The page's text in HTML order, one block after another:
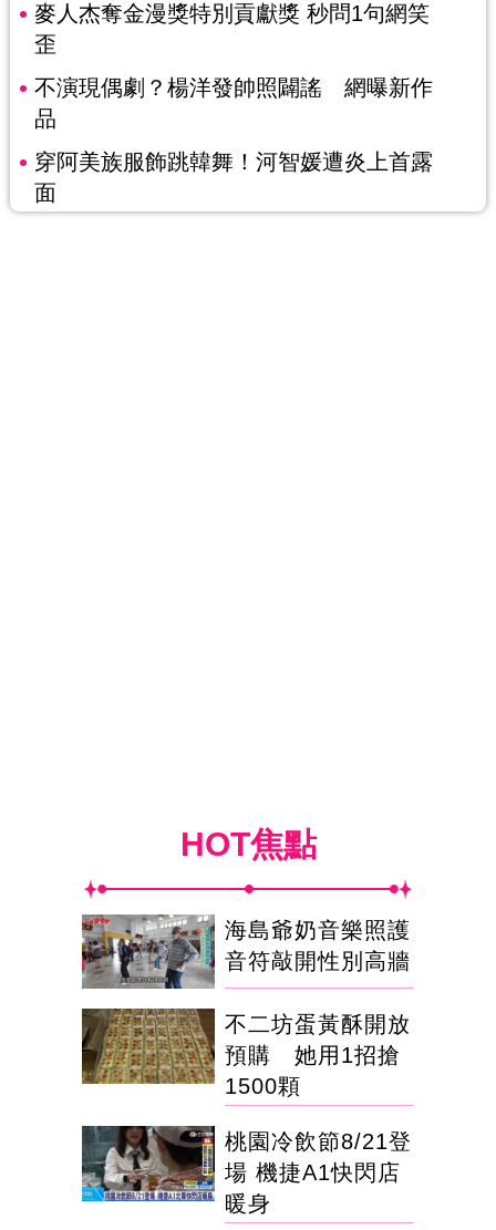
麥人杰奪金漫獎特別貢獻獎 秒問1句網笑
歪
不演現偶劇？楊洋發帥照闢謠 網曝新作
品
穿阿美族服飾跳韓舞！河智媛遭炎上首露
面
HOT焦點
海島爺奶音樂照護
音符敲開性別高牆
不二坊蛋黃酥開放
預購 她用1招搶
1500顆
桃園冷飲節8/21登
場 機捷A1快閃店
暖身